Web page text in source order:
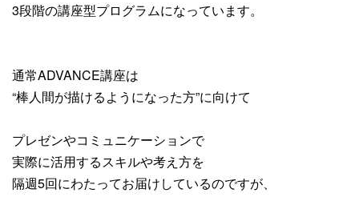
3段階の講座型プログラムになっています。
通常ADVANCE講座は
“棒人間が描けるようになった方”に向けて
プレゼンやコミュニケーションで
実際に活用するスキルや考え方を
隔週5回にわたってお届けしているのですが、